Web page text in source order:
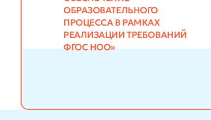
ОБРАЗОВАТЕЛЬНОГО
ПРОЦЕССА В РАМКАХ
РЕАЛИЗАЦИИ ТРЕБОВАНИЙ
ФГОС НОО»